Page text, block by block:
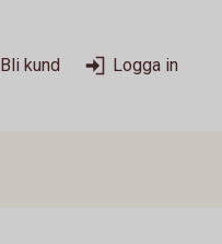
Bli kund Logga in